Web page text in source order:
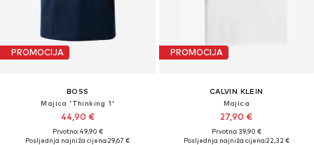
PROMOCIJA
BOSS
Majica 'Thinking 1'
44,90 €
Prvotno: 49,90 €
Posljednja najniža cijena:29,67 €
PROMOCIJA
CALVIN KLEIN
Majica
27,90 €
Prvotno: 39,90 €
Posljednja najniža cijena:22,32 €